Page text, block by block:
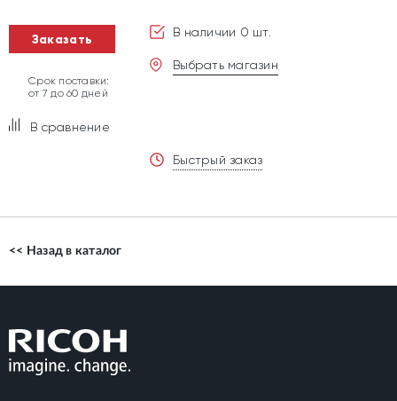
Заказать
Срок поставки:
от 7 до 60 дней
В сравнение
В наличии 0 шт.
Выбрать магазин
Быстрый заказ
<< Назад в каталог